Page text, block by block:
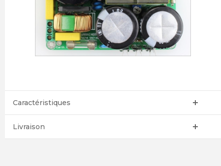
Caractéristiques
Livraison